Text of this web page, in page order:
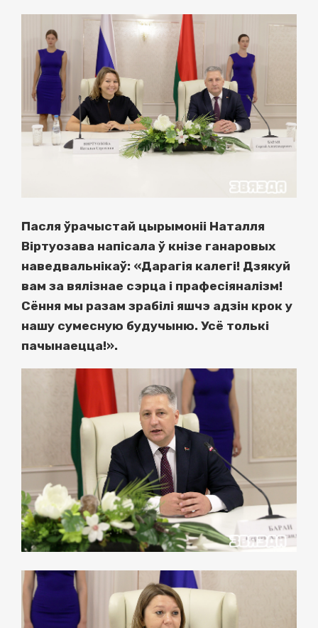
Пасля ўрачыстай цырымоніі Наталля
Віртуозава напісала ў кнізе ганаровых
наведвальнікаў: «Дарагія калегі! Дзякуй
вам за вялізнае сэрца і прафесіяналізм!
Сёння мы разам зрабілі яшчэ адзін крок у
нашу сумесную будучыню. Усё толькі
пачынаецца!».